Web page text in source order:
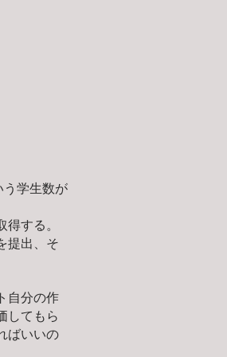
学生数が
する。
提出、そ
自分の作
してもら
ばいいの